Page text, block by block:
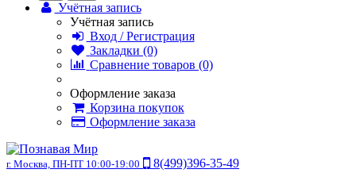
Учётная запись
Учётная запись
Вход / Регистрация
Закладки (0)
Сравнение товаров (0)
Оформление заказа
Корзина покупок
Оформление заказа
г. Москва, ПН-ПТ 10:00-19:00
8(499)396-35-49